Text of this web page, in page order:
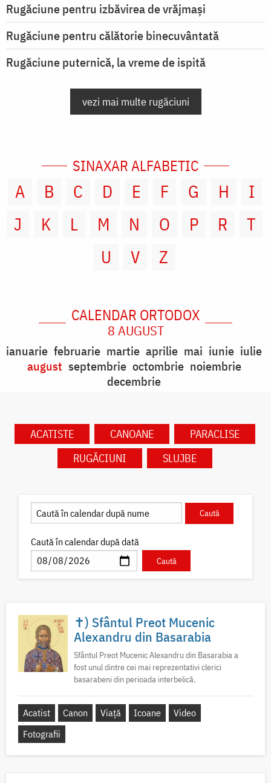
Rugăciune pentru izbăvirea de vrăjmași
Rugăciune pentru călătorie binecuvântată
Rugăciune puternică, la vreme de ispită
vezi mai multe rugăciuni
SINAXAR ALFABETIC
A B C D E F G H
I
J
K L M N O P R
T
U
V Z
CALENDAR ORTODOX
8 AUGUST
ianuarie februarie martie aprilie mai iunie iulie
august septembrie octombrie noiembrie
decembrie
ACATISTE CANOANE
PARACLISE
RUGĂCIUNI
SLUJBE
Caută în calendar după dată
✝) Sfântul Preot Mucenic
Alexandru din Basarabia
Sfântul Preot Mucenic Alexandru din Basarabia a
fost unul dintre cei mai reprezentativi clerici
basarabeni din perioada interbelică.
Acatist Canon Viață Icoane
Video
Fotografii